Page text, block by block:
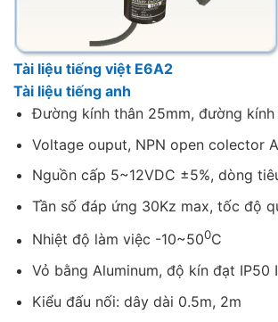
Tài liệu tiếng việt E6A2
Tài liệu tiếng anh
Đường kính thân 25mm, đường
Voltage ouput, NPN open colector
Nguồn cấp 5~12VDC ±5%, dòng
Tần số đáp ứng 30Kz max, tốc độ
Nhiệt độ làm việc -10~500C
Vỏ bằng Aluminum, độ kín đạt IP50
Kiểu đấu nối: dây dài 0.5m, 2m